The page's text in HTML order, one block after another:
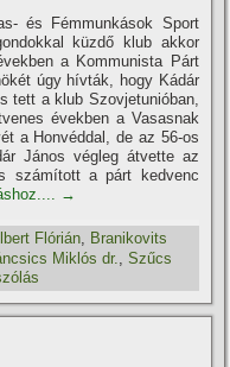
és Fémmunkások Sport
küzdő klub akkor
a Kommunista Párt
úgy hí­vták, hogy Kádár
tett a klub Szovjetunióban,
években a Vasasnak
a Honvéddal, de az 56-os
János végleg átvette az
számí­tott a párt kedvenc
→
Flórián
Branikovits
Miklós dr.,Szűcs